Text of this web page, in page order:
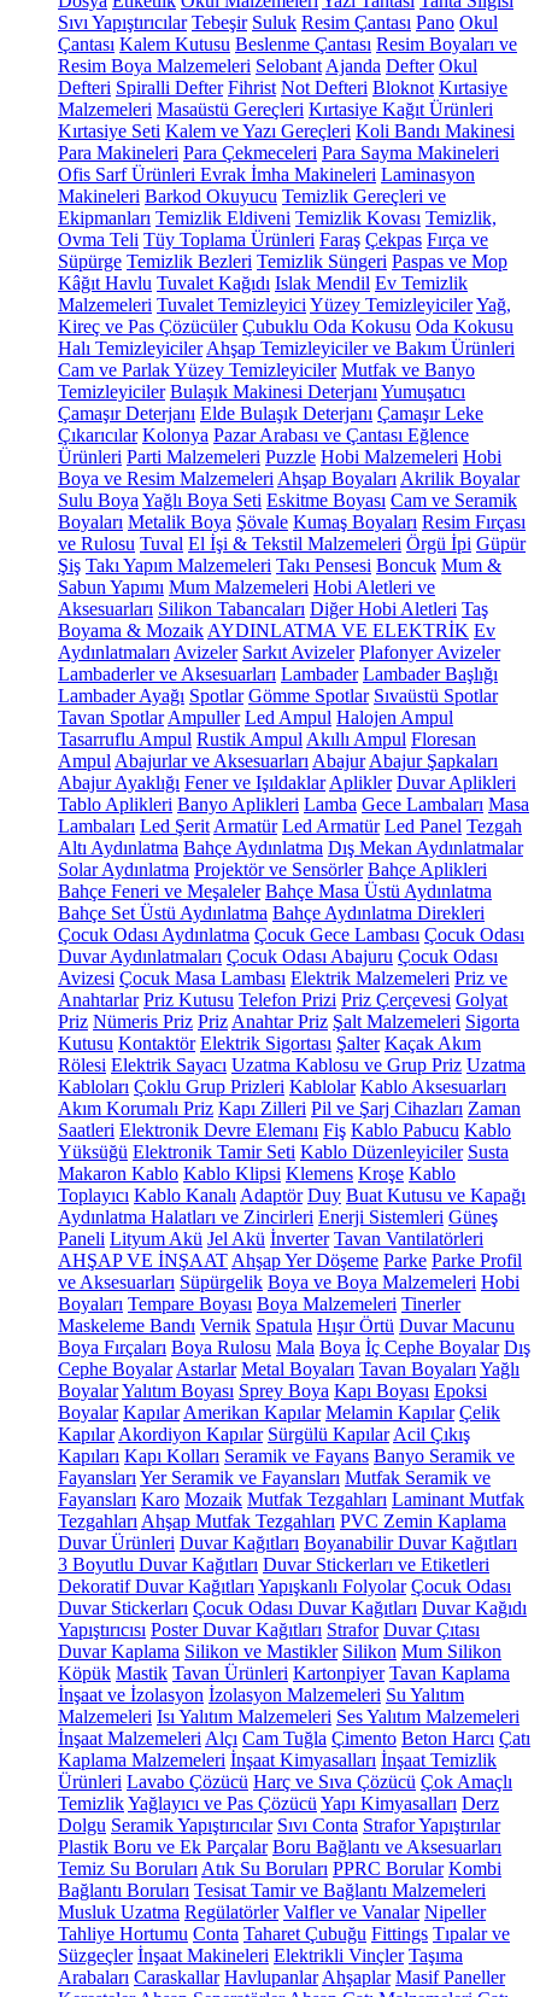
Sıvı Yapıştırıcılar Tebeşir Suluk Resim Çantası Pano Okul
Çantası Kalem Kutusu Beslenme Çantası Resim Boyaları ve
Resim Boya Malzemeleri Selobant Ajanda Defter Okul
Defteri Spiralli Defter Fihrist Not Defteri Bloknot Kırtasiye
Malzemeleri Masaüstü Gereçleri Kırtasiye Kağıt Ürünleri
Kırtasiye Seti Kalem ve Yazı Gereçleri Koli Bandı Makinesi
Para Makineleri Para Çekmeceleri Para Sayma Makineleri
Ofis Sarf Ürünleri Evrak İmha Makineleri Laminasyon
Makineleri Barkod Okuyucu Temizlik Gereçleri ve
Ekipmanları Temizlik Eldiveni Temizlik Kovası Temizlik,
Ovma Teli Tüy Toplama Ürünleri Faraş Çekpas Fırça ve
Süpürge Temizlik Bezleri Temizlik Süngeri Paspas ve Mop
Kâğıt Havlu Tuvalet Kağıdı Islak Mendil Ev Temizlik
Malzemeleri Tuvalet Temizleyici Yüzey TemizleyicilerYağ,
Kireç ve Pas Çözücüler Çubuklu Oda Kokusu Oda Kokusu
Halı Temizleyiciler Ahşap Temizleyiciler ve Bakım Ürünleri
Cam ve Parlak Yüzey Temizleyiciler Mutfak ve Banyo
Temizleyiciler Bulaşık Makinesi Deterjanı Yumuşatıcı
Çamaşır Deterjanı Elde Bulaşık Deterjanı Çamaşır Leke
Çıkarıcılar Kolonya Pazar Arabası ve Çantası Eğlence
Ürünleri Parti Malzemeleri Puzzle Hobi Malzemeleri Hobi
Boya ve Resim Malzemeleri Ahşap Boyaları Akrilik Boyalar
Sulu Boya Yağlı Boya Seti Eskitme Boyası Cam ve Seramik
Boyaları Metalik Boya Şövale Kumaş Boyaları Resim Fırçası
ve Rulosu Tuval El İşi & Tekstil Malzemeleri Örgü İpi Güpür
Şiş Takı Yapım Malzemeleri Takı Pensesi Boncuk Mum &
Sabun Yapımı Mum Malzemeleri Hobi Aletleri ve
Aksesuarları Silikon Tabancaları Diğer Hobi Aletleri Taş
Boyama & Mozaik AYDINLATMA VE ELEKTRİK Ev
Aydınlatmaları Avizeler Sarkıt Avizeler Plafonyer Avizeler
Lambaderler ve Aksesuarları Lambader Lambader Başlığı
Lambader Ayağı Spotlar Gömme Spotlar Sıvaüstü Spotlar
Tavan Spotlar Ampuller Led Ampul Halojen Ampul
Tasarruflu Ampul Rustik Ampul Akıllı Ampul Floresan
Ampul Abajurlar ve Aksesuarları Abajur Abajur Şapkaları
Abajur Ayaklığı Fener ve Işıldaklar Aplikler Duvar Aplikleri
Tablo Aplikleri Banyo Aplikleri Lamba Gece Lambaları Masa
Lambaları Led Şerit Armatür Led Armatür Led Panel Tezgah
Altı Aydınlatma Bahçe Aydınlatma Dış Mekan Aydınlatmalar
Solar Aydınlatma Projektör ve Sensörler Bahçe Aplikleri
Bahçe Feneri ve Meşaleler Bahçe Masa Üstü Aydınlatma
Bahçe Set Üstü Aydınlatma Bahçe Aydınlatma Direkleri
Çocuk Odası Aydınlatma Çocuk Gece Lambası Çocuk Odası
Duvar Aydınlatmaları Çocuk Odası Abajuru Çocuk Odası
Avizesi Çocuk Masa Lambası Elektrik Malzemeleri Priz ve
Anahtarlar Priz Kutusu Telefon Prizi Priz Çerçevesi Golyat
Priz Nümeris Priz Priz Anahtar Priz Şalt Malzemeleri Sigorta
Kutusu Kontaktör Elektrik Sigortası Şalter Kaçak Akım
Rölesi Elektrik Sayacı Uzatma Kablosu ve Grup Priz Uzatma
Kabloları Çoklu Grup Prizleri Kablolar Kablo Aksesuarları
Akım Korumalı Priz Kapı Zilleri Pil ve Şarj Cihazları Zaman
Saatleri Elektronik Devre Elemanı Fiş Kablo Pabucu Kablo
Yüksüğü Elektronik Tamir Seti Kablo Düzenleyiciler Susta
Makaron Kablo Kablo Klipsi Klemens Kroşe Kablo
Toplayıcı Kablo Kanalı Adaptör Duy Buat Kutusu ve Kapağı
Aydınlatma Halatları ve Zincirleri Enerji Sistemleri Güneş
Paneli Lityum Akü Jel Akü İnverter Tavan Vantilatörleri
AHŞAP VE İNŞAAT Ahşap Yer Döşeme Parke Parke Profil
ve Aksesuarları Süpürgelik Boya ve Boya Malzemeleri Hobi
Boyaları Tempare Boyası Boya Malzemeleri Tinerler
Maskeleme Bandı Vernik Spatula Hışır Örtü Duvar Macunu
Boya Fırçaları Boya Rulosu Mala Boya İç Cephe Boyalar Dış
Cephe Boyalar Astarlar Metal Boyaları Tavan Boyaları Yağlı
BoyalarYalıtım Boyası Sprey Boya Kapı Boyası Epoksi
Boyalar Kapılar Amerikan Kapılar Melamin Kapılar Çelik
Kapılar Akordiyon Kapılar Sürgülü Kapılar Acil Çıkış
Kapıları Kapı Kolları Seramik ve Fayans Banyo Seramik ve
Fayansları Yer Seramik ve Fayansları Mutfak Seramik ve
Fayansları Karo Mozaik Mutfak Tezgahları Laminant Mutfak
Tezgahları Ahşap Mutfak Tezgahları PVC Zemin Kaplama
Duvar Ürünleri Duvar Kağıtları Boyanabilir Duvar Kağıtları
3 Boyutlu Duvar Kağıtları Duvar Stickerları ve Etiketleri
Dekoratif Duvar Kağıtları Yapışkanlı Folyolar Çocuk Odası
Duvar Stickerları Çocuk Odası Duvar Kağıtları Duvar Kağıdı
Yapıştırıcısı Poster Duvar Kağıtları Strafor Duvar Çıtası
Duvar Kaplama Silikon ve Mastikler Silikon Mum Silikon
Köpük Mastik Tavan Ürünleri Kartonpiyer Tavan Kaplama
İnşaat ve İzolasyon İzolasyon Malzemeleri Su Yalıtım
Malzemeleri Isı Yalıtım Malzemeleri Ses Yalıtım Malzemeleri
İnşaat Malzemeleri Alçı Cam Tuğla Çimento Beton Harcı Çatı
Kaplama Malzemeleri İnşaat Kimyasalları İnşaat Temizlik
Ürünleri Lavabo Çözücü Harç ve Sıva Çözücü Çok Amaçlı
TemizlikYağlayıcı ve Pas Çözücü Yapı Kimyasalları Derz
Dolgu Seramik Yapıştırıcılar Sıvı Conta Strafor Yapıştırılar
Plastik Boru ve Ek Parçalar Boru Bağlantı ve Aksesuarları
Temiz Su Boruları Atık Su Boruları PPRC Borular Kombi
Bağlantı Boruları Tesisat Tamir ve Bağlantı Malzemeleri
Musluk Uzatma Regülatörler Valfler ve Vanalar Nipeller
Tahliye Hortumu Conta Taharet Çubuğu Fittings Tıpalar ve
Süzgeçler İnşaat Makineleri Elektrikli Vinçler Taşıma
Arabaları Caraskallar Havlupanlar Ahşaplar Masif Paneller